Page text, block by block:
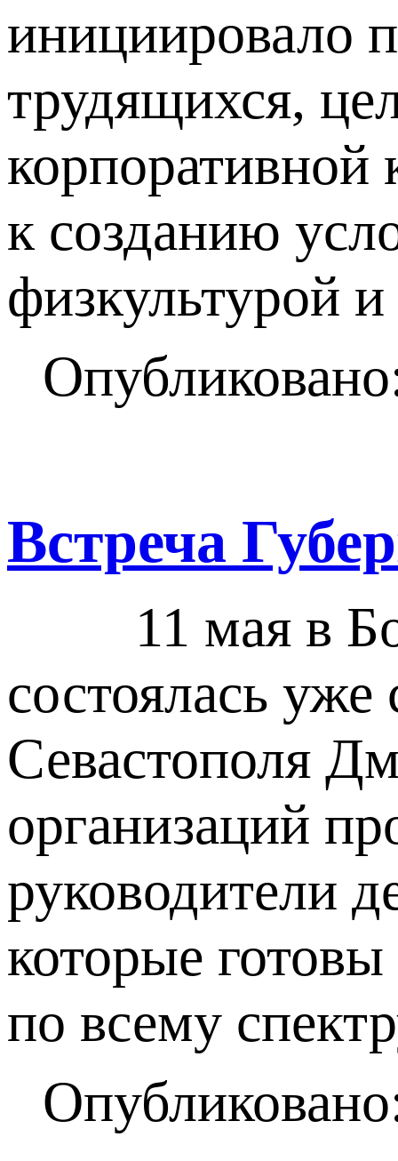
инициировало
трудящихся,
корпоративной
к созданию
физкультурой
Встреча
11 мая в
состоялась
Севастополя
организаций
руководители
которые
по всему